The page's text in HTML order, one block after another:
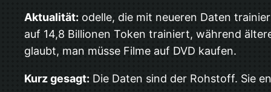
Aktualität: odelle, die mit neueren Daten
auf 14,8 Billionen Token trainiert, während
glaubt, man müsse Filme auf DVD kaufen.
Kurz gesagt: Die Daten sind der Rohstoff. Sie